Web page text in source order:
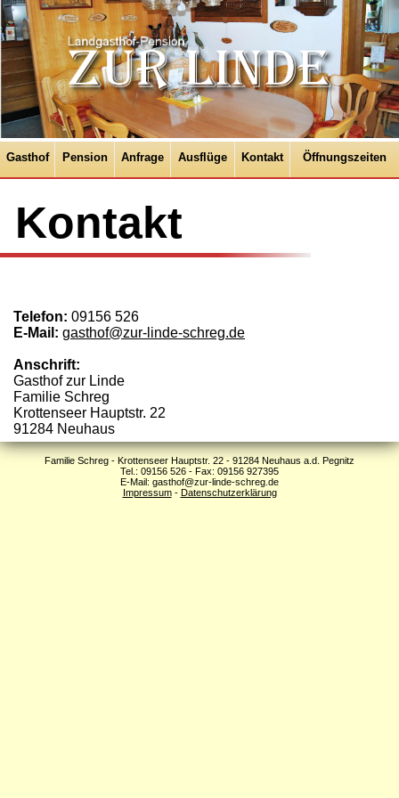
Gasthof Pension Anfrage Ausflüge Kontakt Öffnungszeiten
Kontakt
Telefon: 09156 526
E-Mail: gasthof@zur-linde-schreg.de
Anschrift:
Gasthof zur Linde
Familie Schreg
Krottenseer Hauptstr. 22
91284 Neuhaus
Familie Schreg - Krottenseer Hauptstr. 22 - 91284 Neuhaus a.d. Pegnitz
Tel.: 09156 526 - Fax: 09156 927395
E-Mail: gasthof@zur-linde-schreg.de
Impressum- Datenschutzerklärung